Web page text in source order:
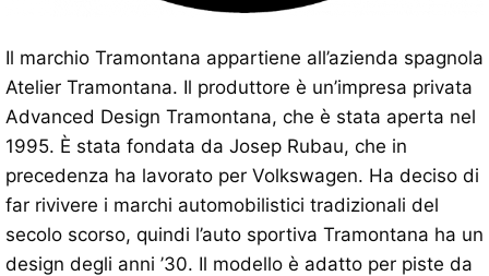
Il marchio Tramontana appartiene all’azienda spagnola
Atelier Tramontana. Il produttore è un’impresa privata
Advanced Design Tramontana, che è stata aperta nel
1995. È stata fondata da Josep Rubau, che in
precedenza ha lavorato per Volkswagen. Ha deciso di
far rivivere i marchi automobilistici tradizionali del
secolo scorso, quindi l’auto sportiva Tramontana ha un
design degli anni ’30. Il modello è adatto per piste da